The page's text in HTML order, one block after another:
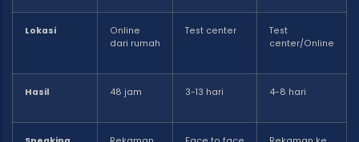
Lokasi
Online
dari rumah
Test center
Test
center/Online
Hasil 48 jam 3-13 hari 4-8 hari